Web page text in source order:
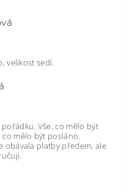
velikost sedí.
Vše, co mělo být
mělo být posláno.
obávala platby předem, ale